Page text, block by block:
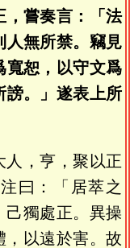
，嘗奏言：「法
人無所禁。竊見
寬恕，以守文爲
謗。」遂表上所
人，亨，聚以正
曰：「居萃之
己獨處正。異操
，以遠於害。故